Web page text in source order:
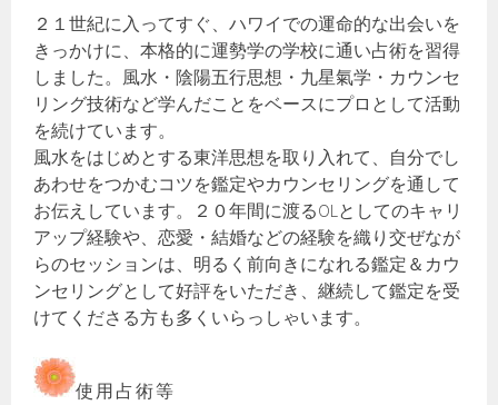
２１世紀に入ってすぐ、ハワイでの運命的な出会いを
きっかけに、本格的に運勢学の学校に通い占術を習得
しました。風水・陰陽五行思想・九星氣学・カウンセ
リング技術など学んだことをベースにプロとして活動
を続けています。
風水をはじめとする東洋思想を取り入れて、自分でし
あわせをつかむコツを鑑定やカウンセリングを通して
お伝えしています。２０年間に渡るOLとしてのキャリ
アップ経験や、恋愛・結婚などの経験を織り交ぜなが
らのセッションは、明るく前向きになれる鑑定＆カウ
ンセリングとして好評をいただき、継続して鑑定を受
けてくださる方も多くいらっしゃいます。
使用占術等